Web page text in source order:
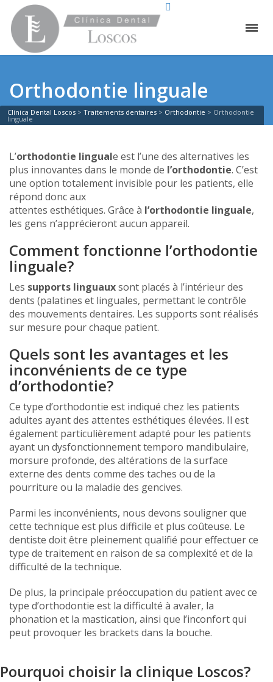
Orthodontie linguale
Clínica Dental Loscos > Traitements dentaires > Orthodontie > Orthodontie
linguale
L’orthodontie linguale est l’une des alternatives les
plus innovantes dans le monde de l’orthodontie. C’est
une option totalement invisible pour les patients, elle
répond donc aux
attentes esthétiques. Grâce à l’orthodontie linguale,
les gens n’apprécieront aucun appareil.
Comment fonctionne l’orthodontie
linguale?
Les supports linguauxsont placés à l’intérieur des
dents (palatines et linguales, permettant le contrôle
des mouvements dentaires. Les supports sont réalisés
sur mesure pour chaque patient.
Quels sont les avantages et les
inconvénients de ce type
d’orthodontie?
Ce type d’orthodontie est indiqué chez les patients
adultes ayant des attentes esthétiques élevées. Il est
également particulièrement adapté pour les patients
ayant un dysfonctionnement temporo mandibulaire,
morsure profonde, des altérations de la surface
externe des dents comme des taches ou de la
pourriture ou la maladie des gencives.
Parmi les inconvénients, nous devons souligner que
cette technique est plus difficile et plus coûteuse. Le
dentiste doit être pleinement qualifié pour effectuer ce
type de traitement en raison de sa complexité et de la
difficulté de la technique.
De plus, la principale préoccupation du patient avec ce
type d’orthodontie est la difficulté à avaler, la
phonation et la mastication, ainsi que l’inconfort qui
peut provoquer les brackets dans la bouche.
Pourquoi choisir la clinique Loscos?